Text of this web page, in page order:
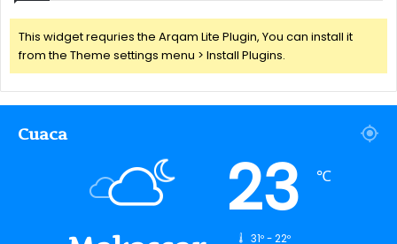
This widget requries the Arqam Lite Plugin, You can install it
from the Theme settings menu > Install Plugins.
Cuaca
23 ℃
31º - 22º